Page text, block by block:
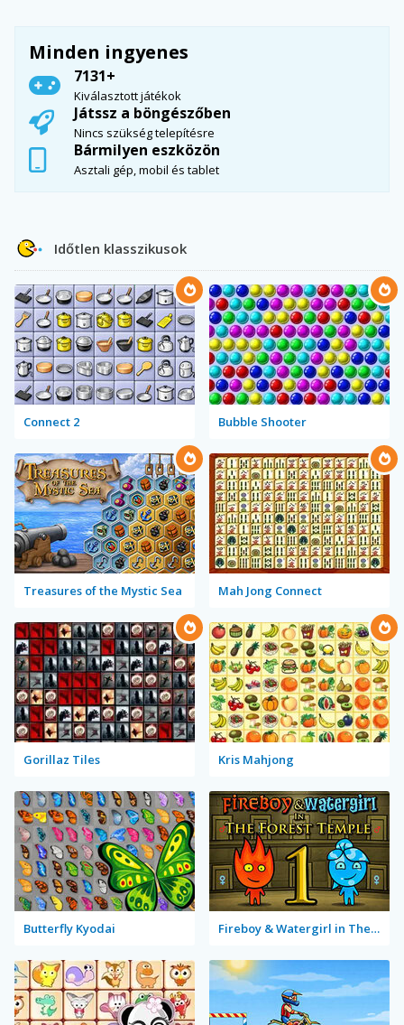
7131+
Kiválasztott játékok
Játssz a böngészőben
Nincs szükség telepítésre
Bármilyen eszközön
Asztali gép, mobil és tablet
Minden ingyenes
Időtlen klasszikusok
Connect 2 Bubble Shooter
Treasures of the Mystic Sea Mah Jong Connect
Gorillaz Tiles Kris Mahjong
Butterfly Kyodai Fireboy & Watergirl in The Forest Temple